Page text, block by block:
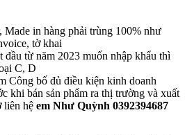
Made in hàng phải trùng 100% như
tờ khai
từ năm 2023 muốn nhập khẩu thì
C, D
Công bố đủ điều kiện kinh doanh
khi bán sản phẩm ra thị trường và xuất
liên hệ em Như Quỳnh 0392394687